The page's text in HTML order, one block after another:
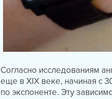
Согласно исследованиям
еще в XIX веке, начиная с
по экспоненте. Эту